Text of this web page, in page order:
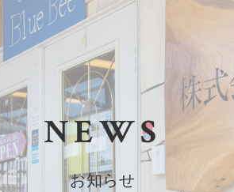
NEWS
お知らせ